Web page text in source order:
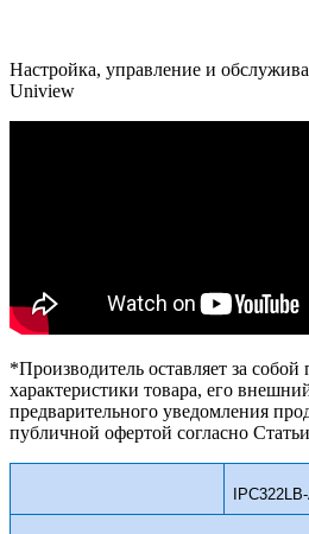
Настройка, управление и
Uniview
*Производитель оставляет за собой
характеристики товара, его
предварительного уведомления
публичной офертой согласно